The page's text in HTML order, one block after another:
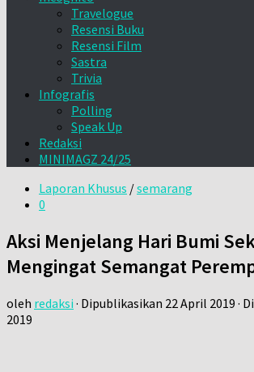
Travelogue
Resensi Buku
Resensi Film
Sastra
Trivia
Infografis
Polling
Speak Up
Redaksi
MINIMAGZ 24/25
Laporan Khusus /semarang
0
Aksi Menjelang Hari Bumi
Mengingat Semangat
oleh redaksi · Dipublikasikan 22 April 2019 ·
2019